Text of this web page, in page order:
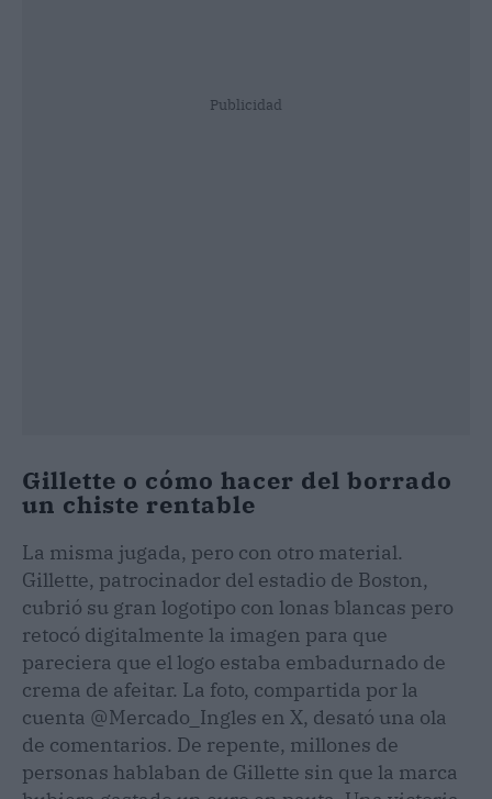
Publicidad
Gillette o cómo hacer del borrado
un chiste rentable
La misma jugada, pero con otro material.
Gillette, patrocinador del estadio de Boston,
cubrió su gran logotipo con lonas blancas pero
retocó digitalmente la imagen para que
pareciera que el logo estaba embadurnado de
crema de afeitar. La foto, compartida por la
cuenta @Mercado_Ingles en X, desató una ola
de comentarios. De repente, millones de
personas hablaban de Gillette sin que la marca